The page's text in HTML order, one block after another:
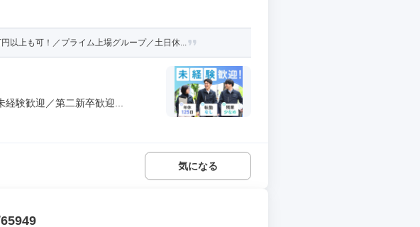
以上も可！／プライム上場グループ／土日休...
験歓迎／第二新卒歓迎...
気になる